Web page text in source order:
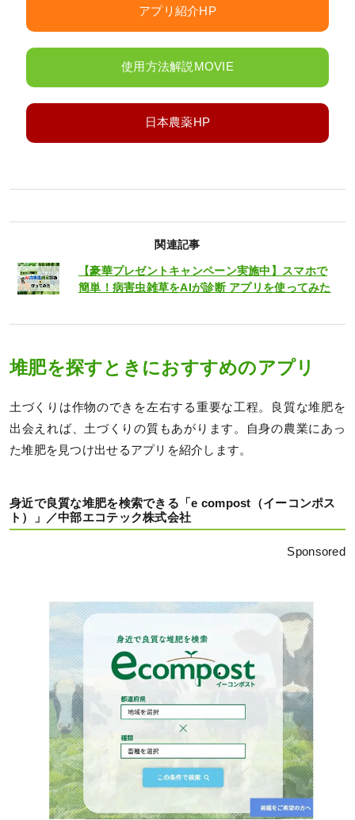
アプリ紹介HP
使用方法解説MOVIE
日本農薬HP
関連記事
【豪華プレゼントキャンペーン実施中】スマホで
簡単！病害虫雑草をAIが診断 アプリを使ってみた
堆肥を探すときにおすすめのアプリ
土づくりは作物のできを左右する重要な工程。良質な堆肥を
出会えれば、土づくりの質もあがります。自身の農業にあっ
た堆肥を見つけ出せるアプリを紹介します。
身近で良質な堆肥を検索できる「e compost（イーコンポス
ト）」／中部エコテック株式会社
Sponsored